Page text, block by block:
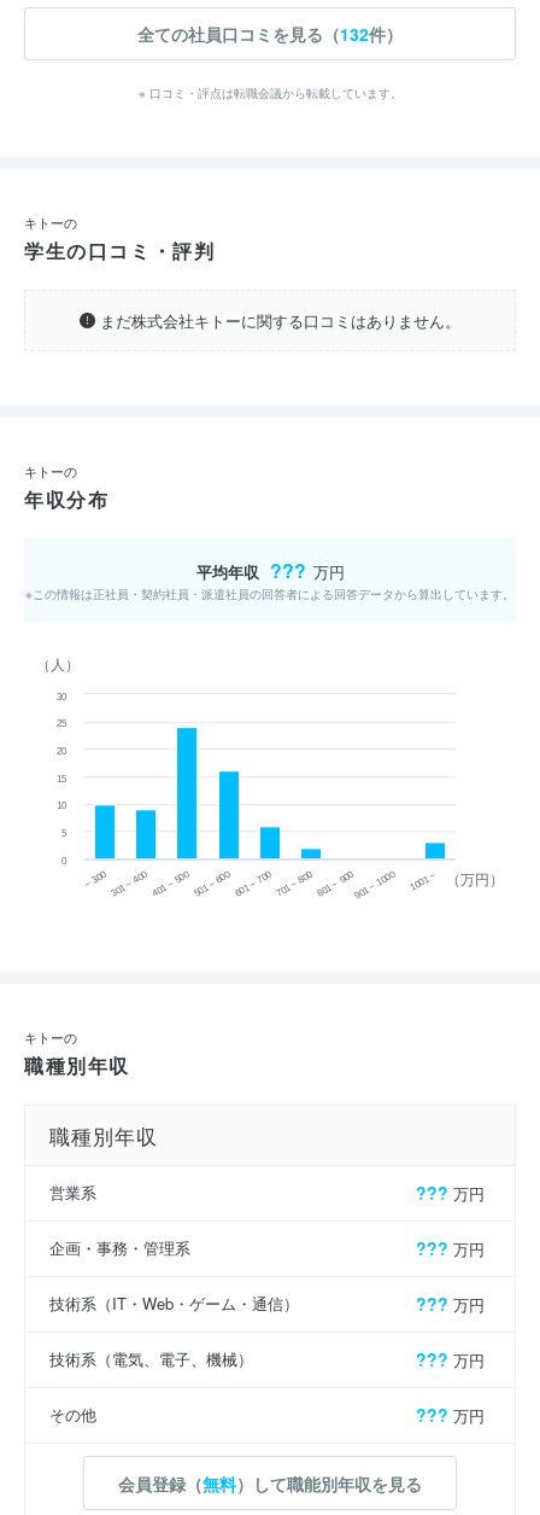
全ての社員口コミを見る（132件）
※ 口コミ・評点は転職会議から転載しています。
キトーの
学生の口コミ・評判
まだ株式会社キトーに関する口コミはありません。
キトーの
年収分布
平均年収 ??? 万円
※この情報は正社員・契約社員・派遣社員の回答者による回答データから算出しています。
（万円）
（人）
~ 300 301 ~ 400 401 ~ 500501 ~ 600601 ~ 700701 ~ 800801 ~ 900901 ~ 1000 1001 ~
0
5
10
15
20
25
30
キトーの
職種別年収
職種別年収
営業系 ??? 万円
企画・事務・管理系 ??? 万円
技術系（IT・Web・ゲーム・通信） ??? 万円
技術系（電気、電子、機械） ??? 万円
その他 ??? 万円
会員登録（無料）して職能別年収を見る